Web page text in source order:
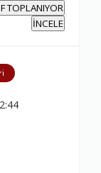
TOPLANIYOR
İNCELE